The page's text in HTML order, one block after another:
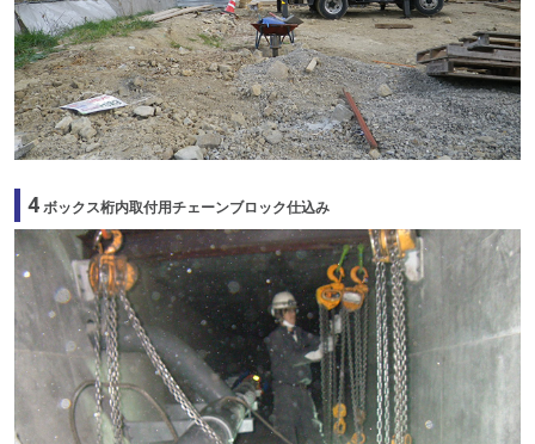
4 ボックス桁内取付用チェーンブロック仕込み